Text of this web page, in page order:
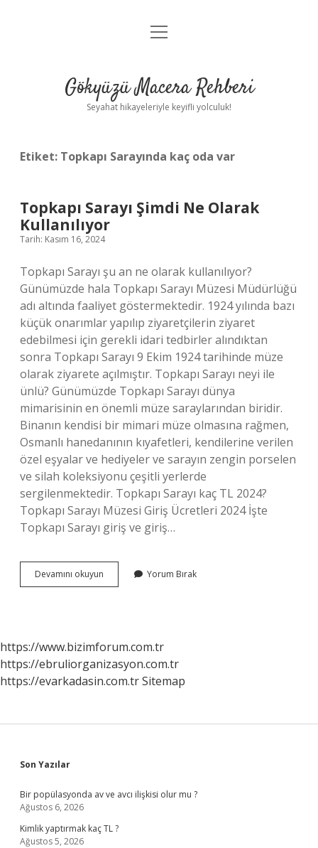
Anasayfa
Yasal Uyarı
menüyü
Gökyüzü Macera Rehberi
Seyahat hikayeleriyle keyifli yolculuk!
Etiket: Topkapı Sarayında kaç oda var
Topkapı Sarayı Şimdi Ne Olarak
Kullanılıyor
Tarih: Kasım 16, 2024
Topkapı Sarayı şu an ne olarak kullanılıyor?
Günümüzde hala Topkapı Sarayı Müzesi Müdürlüğü
adı altında faaliyet göstermektedir. 1924 yılında bazı
küçük onarımlar yapılıp ziyaretçilerin ziyaret
edebilmesi için gerekli idari tedbirler alındıktan
sonra Topkapı Sarayı 9 Ekim 1924 tarihinde müze
olarak ziyarete açılmıştır. Topkapı Sarayı neyi ile
ünlü? Günümüzde Topkapı Sarayı dünya
mimarisinin en önemli müze saraylarından biridir.
Binanın kendisi bir mimari müze olmasına rağmen,
Osmanlı hanedanının kıyafetleri, kendilerine verilen
özel eşyalar ve hediyeler ve sarayın zengin porselen
ve silah koleksiyonu çeşitli yerlerde
sergilenmektedir. Topkapı Sarayı kaç TL 2024?
Topkapı Sarayı Müzesi Giriş Ücretleri 2024 İşte
Topkapı Sarayı giriş ve giriş…
Devamını okuyun Topkapı
Sarayı
Yorum Bırak
https://www.bizimforum.com.tr
https://ebruliorganizasyon.com.tr
https://evarkadasin.com.trSitemap
Sidebar
Son Yazılar
Bir popülasyonda av ve avcı ilişkisi olur mu ?
Ağustos 6, 2026
Kimlik yaptırmak kaç TL ?
Ağustos 5, 2026